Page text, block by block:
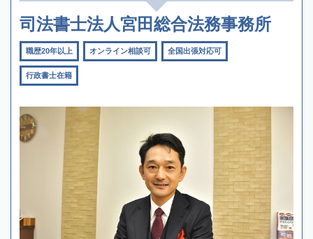
司法書士法人宮田総合法務事務所
職歴20年以上 オンライン相談可 全国出張対応可
行政書士在籍